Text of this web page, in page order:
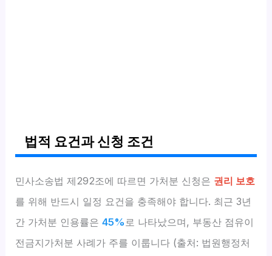
법적 요건과 신청 조건
민사소송법 제292조에 따르면 가처분 신청은 권리 보호
를 위해 반드시 일정 요건을 충족해야 합니다. 최근 3년
간 가처분 인용률은45% 로 나타났으며, 부동산 점유이
전금지가처분 사례가 주를 이룹니다 (출처: 법원행정처